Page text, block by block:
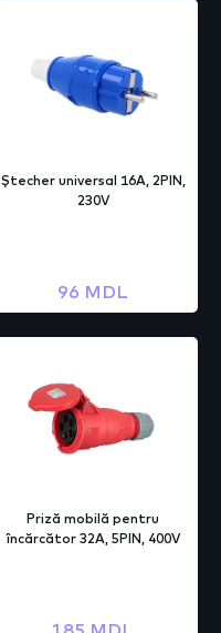
Ștecher universal 16A, 2PIN,
230V
96 MDL
Priză mobilă pentru
încărcător 32A, 5PIN, 400V